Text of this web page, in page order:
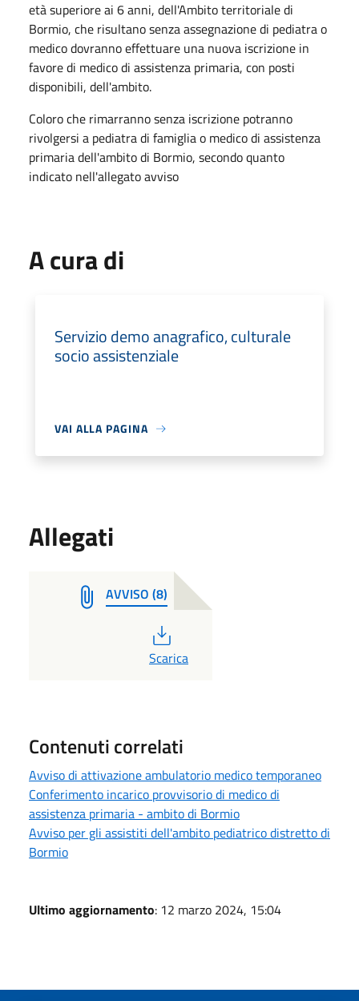
età superiore ai 6 anni, dell'Ambito territoriale di
Bormio, che risultano senza assegnazione di pediatra o
medico dovranno effettuare una nuova iscrizione in
favore di medico di assistenza primaria, con posti
disponibili, dell'ambito.
Coloro che rimarranno senza iscrizione potranno
rivolgersi a pediatra di famiglia o medico di assistenza
primaria dell'ambito di Bormio, secondo quanto
indicato nell'allegato avviso
A cura di
Servizio demo anagrafico, culturale
socio assistenziale
VAI ALLA PAGINA
Allegati
AVVISO (8)
PDF
Scarica
Contenuti correlati
Avviso di attivazione ambulatorio medico temporaneo
Conferimento incarico provvisorio di medico di
assistenza primaria - ambito di Bormio
Avviso per gli assistiti dell'ambito pediatrico distretto di
Bormio
Ultimo aggiornamento: 12 marzo 2024, 15:04